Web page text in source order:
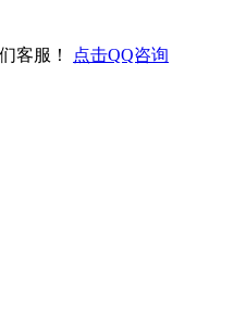
客服！
点击QQ咨询